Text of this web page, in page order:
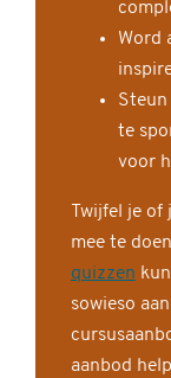
Word
Steun
te
voor
Twijfel je
mee te
quizzen
sowieso
aanbod